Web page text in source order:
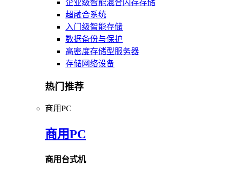
企业级智能混合闪存存储
超融合系统
入门级智能存储
数据备份与保护
高密度存储型服务器
存储网络设备
热门推荐
商用PC
商用PC
商用台式机